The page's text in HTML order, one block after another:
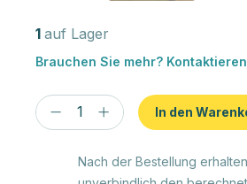
1 auf Lager
Brauchen Sie mehr?
In den
Nach der Bestellung